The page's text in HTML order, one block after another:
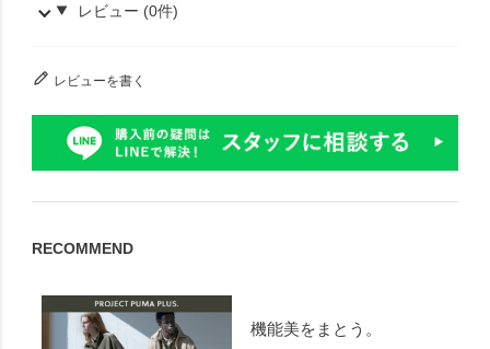
レビュー (0件)
レビューを書く
RECOMMEND
機能美をまとう。